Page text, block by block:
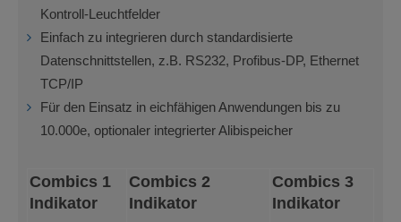
Kontroll-Leuchtfelder
Einfach zu integrieren durch standardisierte
Datenschnittstellen, z.B. RS232, Profibus-DP, Ethernet
TCP/IP
Für den Einsatz in eichfähigen Anwendungen bis zu
10.000e, optionaler integrierter Alibispeicher
Combics 1
Indikator
Combics 2
Indikator
Combics 3
Indikator